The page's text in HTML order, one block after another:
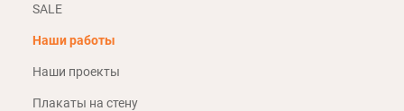
SALE
Наши работы
Наши проекты
Плакаты на стену